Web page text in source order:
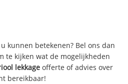
kunnen betekenen? Bel ons dan
te kijken wat de mogelijkheden
lekkage offerte of advies over
bereikbaar!